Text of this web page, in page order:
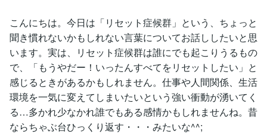
こんにちは。今日は「リセット症候群」という、ちょっと
聞き慣れないかもしれない言葉についてお話ししたいと思
います。実は、リセット症候群は誰にでも起こりうるもの
で、「もうやだー！いったんすべてをリセットしたい」と
感じるときがあるかもしれません。仕事や人間関係、生活
環境を一気に変えてしまいたいという強い衝動が湧いてく
る…多かれ少なかれ誰でもある感情かもしれませんね。昔
ならちゃぶ台ひっくり返す・・・みたいな^^;